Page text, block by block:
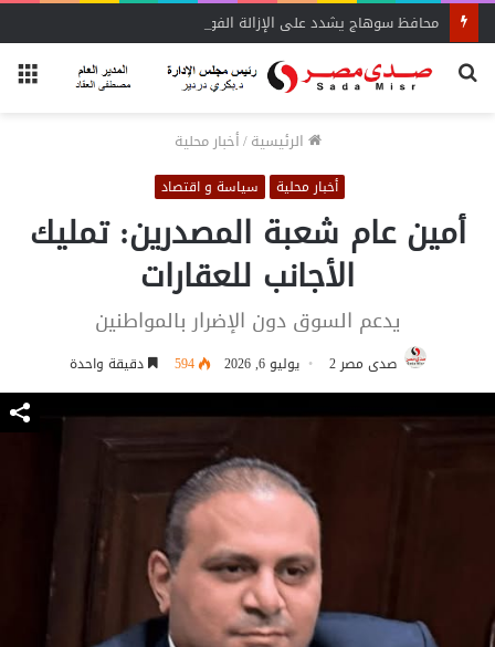
محافظ سوهاج يشدد على الإزالة الفورية
بحث
الرئيسية/أخبار محلية
أخبار محلية سياسة و اقتصاد
أمين عام شعبة المصدرين: تمليك
الأجانب للعقارات
يدعم السوق دون الإضرار بالمواطنين
صدى مصر 2 يوليو 6, 2026 594 دقيقة واحدة